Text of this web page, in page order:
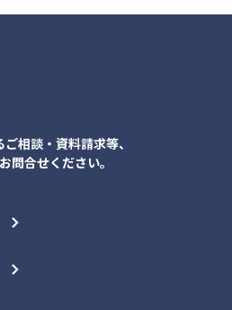
相談・資料請求等、
問合せください。